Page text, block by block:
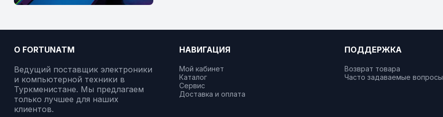
О FORTUNATM
Ведущий поставщик электроники
и компьютерной техники в
Туркменистане. Мы предлагаем
только лучшее для наших
клиентов.
НАВИГАЦИЯ
Мой кабинет
Каталог
Сервис
Доставка и оплата
ПОДДЕРЖКА
Возврат товара
Часто задаваемые вопросы